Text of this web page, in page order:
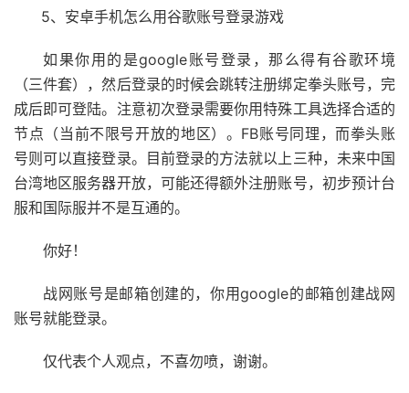
5、安卓手机怎么用谷歌账号登录游戏
如果你用的是google账号登录，那么得有谷歌环境
（三件套），然后登录的时候会跳转注册绑定拳头账号，完
成后即可登陆。注意初次登录需要你用特殊工具选择合适的
节点（当前不限号开放的地区）。FB账号同理，而拳头账
号则可以直接登录。目前登录的方法就以上三种，未来中国
台湾地区服务器开放，可能还得额外注册账号，初步预计台
服和国际服并不是互通的。
你好！
战网账号是邮箱创建的，你用google的邮箱创建战网
账号就能登录。
仅代表个人观点，不喜勿喷，谢谢。